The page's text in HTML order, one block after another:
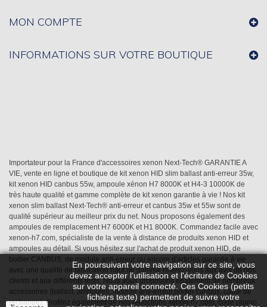
En poursuivant votre navigation sur ce site, vous
devez accepter l’utilisation et l'écriture de Cookies
sur votre appareil connecté. Ces Cookies (petits
fichiers texte) permettent de suivre votre
Importateur pour la France d'accessoires xenon Next-Tech® GARANTIE A
VIE, vente en ligne et boutique de kit xenon HID slim ballast anti-erreur 35w,
kit xenon HID canbus 55w, ampoule xénon H7 8000K et H4-3 10000K de
très haute qualité et gamme complète de kit xenon garantie à vie ! Nos kit
xenon slim ballast Next-Tech® anti-erreur et canbus 35w et 55w sont de
qualité supérieur au meilleur prix du net. Nous proposons également des
ampoules de remplacement H7 6000K et H1 8000K. Commandez facile avec
xenon-h7.com, spécialiste de la vente à distance de produits xenon HID et
ampoules au détail. Si vous hésitez sur l'achat de produit xenon HID, de
boitier CANBUS, de module anti-erreur ou encore d'articles garantie à vie
avec une qualité de fabrication haut de gamme référez-vous aux avis de nos
clients et aux différents tests. Nous vous proposons également de nombreux
accessoires (ballast, ampoules, module anti-erreur,boitier canbus, câble de
rechange). Profitez également de nos réductions xenon-h7.com, code promo
MON COMPTE
INFORMATIONS SUR VOTRE BOUTIQUE